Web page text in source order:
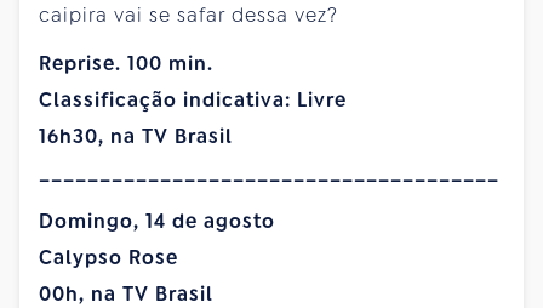
caipira vai se safar dessa vez?
Reprise. 100 min.
Classificação indicativa: Livre
16h30, na TV Brasil
Domingo, 14 de agosto
Calypso Rose
00h, na TV Brasil